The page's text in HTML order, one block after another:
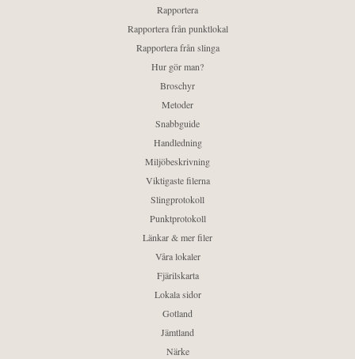
Rapportera
Rapportera från punktlokal
Rapportera från slinga
Hur gör man?
Broschyr
Metoder
Snabbguide
Handledning
Miljöbeskrivning
Viktigaste filerna
Slingprotokoll
Punktprotokoll
Länkar & mer filer
Våra lokaler
Fjärilskarta
Lokala sidor
Gotland
Jämtland
Närke